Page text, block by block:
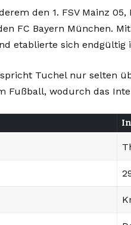
den 1. FSV Mainz
FC Bayern München.
etablierte sich endgültig
Tuchel nur selten
Fußball, wodurch das